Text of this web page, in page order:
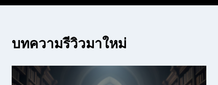
บทความรีวิวมาใหม่